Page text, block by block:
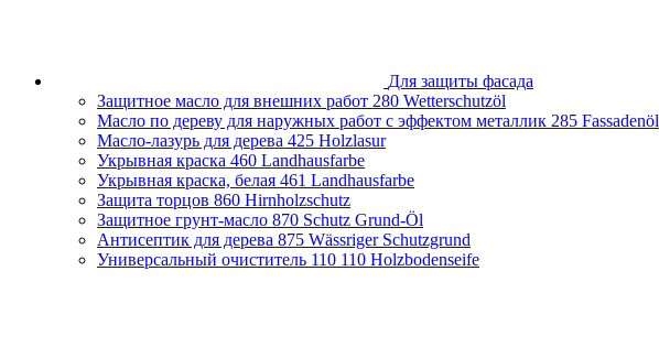
Для защиты фасада
Защитное масло для внешних работ 280 Wetterschutzöl
Масло по дереву для наружных работ с эффектом металлик 285 Fassadenöl
Масло-лазурь для дерева 425 Holzlasur
Укрывная краска 460 Landhausfarbe
Укрывная краска, белая 461 Landhausfarbe
Защита торцов 860 Hirnholzschutz
Защитное грунт-масло 870 Schutz Grund-Öl
Антисептик для дерева 875 Wässriger Schutzgrund
Универсальный очиститель 110 110 Holzbodenseife